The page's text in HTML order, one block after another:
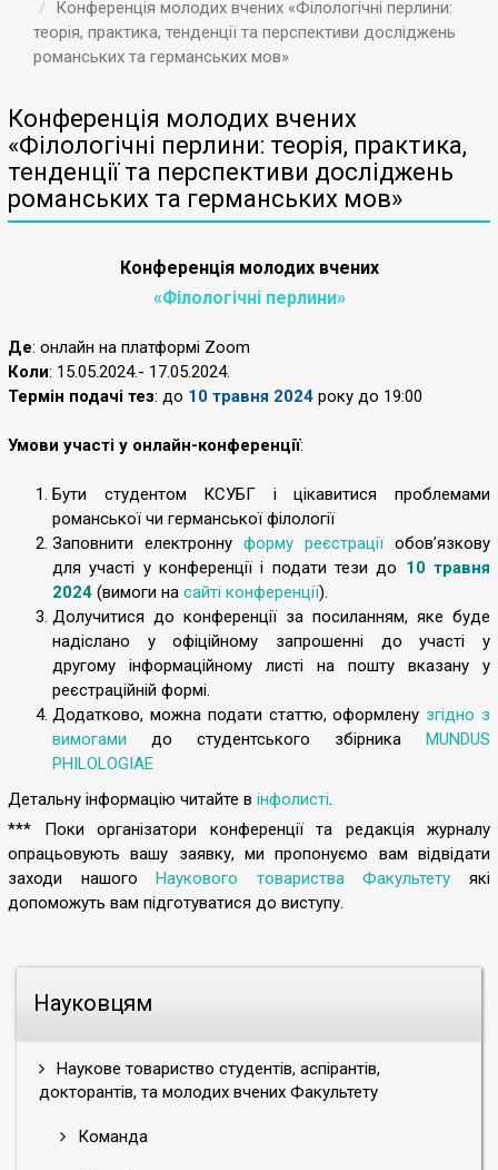
Конференція молодих вчених «Філологічні перлини:
теорія, практика, тенденції та перспективи досліджень
романських та германських мов»
Науковцям
Наукове товариство студентів, аспірантів,
докторантів, та молодих вчених Факультету
Команда
Конференція молодих вчених
«Філологічні перлини: теорія, практика,
тенденції та перспективи досліджень
романських та германських мов»
Конференція молодих вчених
«Філологічні перлини»
Де: онлайн на платформі Zoom
Коли: 15.05.2024.- 17.05.2024.
Термін подачі тез: до 10 травня 2024 року до 19:00
Умови участі у онлайн-конференції:
Бути студентом КСУБГ і цікавитися проблемами
романської чи германської філології
Заповнити електронну форму реєстрації обов’язкову
для участі у конференції і подати тези до 10 травня
2024 (вимоги на сайті конференції).
Долучитися до конференції за посиланням, яке буде
надіслано у офіційному запрошенні до участі у
другому інформаційному листі на пошту вказану у
реєстраційній формі.
Додатково, можна подати статтю, оформлену згідно з
вимогами до студентського збірника MUNDUS
PHILOLOGIAE
Детальну інформацію читайте в інфолисті.
*** Поки організатори конференції та редакція журналу
опрацьовують вашу заявку, ми пропонуємо вам відвідати
заходи нашогоНаукового товариства Факультету які
допоможуть вам підготуватися до виступу.